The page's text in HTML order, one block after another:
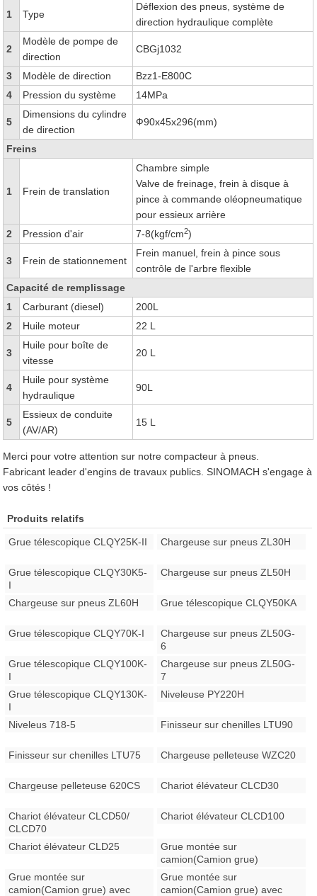
1 Type
Déflexion des pneus, système de
direction hydraulique complète
2
Modèle de pompe de
direction
CBGj1032
3 Modèle de direction
Bzz1-E800C
4
Pression du système 14MPa
5
Dimensions du cylindre
de direction
Ф90x45x296(mm)
Freins
1 Frein de translation
Chambre simple
Valve de freinage, frein à disque à
pince à commande oléopneumatique
pour essieux arrière
2
Pression d'air 7-8(kgf/cm2)
3 Frein de stationnement
Frein manuel, frein à pince sous
contrôle de l'arbre flexible
Capacité de remplissage
1
Carburant (diesel)
200L
2
Huile moteur 22 L
3
Huile pour boîte de
vitesse
20 L
4
Huile pour système
hydraulique
90L
5
Essieux de conduite
(AV/AR)
15 L
Merci pour votre attention sur notre compacteur à pneus.
Fabricant leader d'engins de travaux publics. SINOMACH s'engage à
vos côtés !
Produits relatifs
Grue télescopique CLQY25K-II Chargeuse sur pneus ZL30H
Grue télescopique CLQY30K5-
I
Chargeuse sur pneus ZL50H
Chargeuse sur pneus ZL60H Grue télescopique CLQY50KA
Grue télescopique CLQY70K-I
Chargeuse sur pneus ZL50G-
6
Grue télescopique CLQY100K-
I
Chargeuse sur pneus ZL50G-
7
Grue télescopique CLQY130K-
I
Niveleuse PY220H
Niveleus 718-5 Finisseur sur chenilles LTU90
Finisseur sur chenilles LTU75 Chargeuse pelleteuse WZC20
Chargeuse pelleteuse 620CS Chariot élévateur CLCD30
Chariot élévateur CLCD50/
CLCD70
Chariot élévateur CLCD100
Chariot élévateur CLD25
Grue montée sur
camion(Camion grue)
Grue montée sur
camion(Camion grue) avec
Grue montée sur
camion(Camion grue) avec